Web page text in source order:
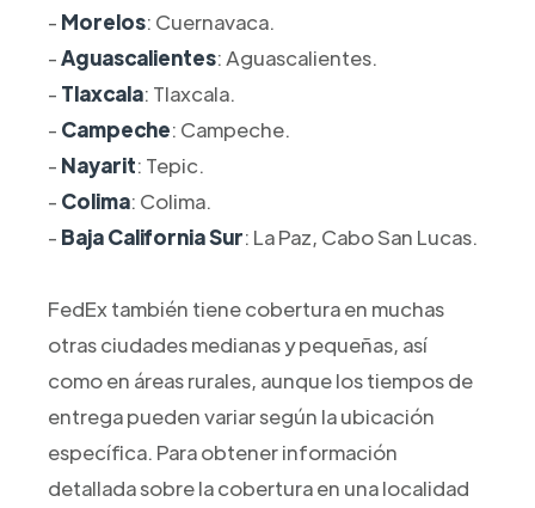
- Morelos: Cuernavaca.
-Aguascalientes: Aguascalientes.
- Tlaxcala: Tlaxcala.
- Campeche: Campeche.
- Nayarit: Tepic.
- Colima: Colima.
- Baja California Sur: La Paz, Cabo San Lucas.
FedEx también tiene cobertura en muchas
otras ciudades medianas y pequeñas, así
como en áreas rurales, aunque los tiempos de
entrega pueden variar según la ubicación
específica. Para obtener información
detallada sobre la cobertura en una localidad